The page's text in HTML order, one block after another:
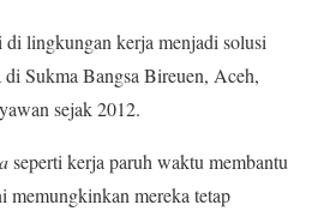
di lingkungan kerja menjadi solusi
Sukma Bangsa Bireuen, Aceh,
sejak 2012.
seperti kerja paruh waktu membantu
memungkinkan mereka tetap